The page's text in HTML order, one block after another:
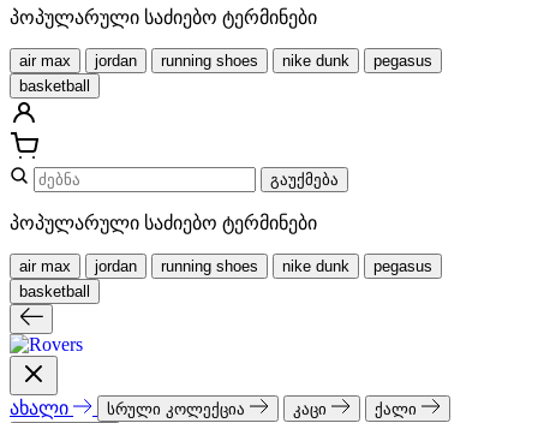
პოპულარული საძიებო ტერმინები
air max jordan running shoes nike dunk
pegasus
basketball
გაუქმება
პოპულარული საძიებო ტერმინები
air max jordan running shoes nike dunk
pegasus
basketball
ახალი სრული კოლექცია კაცი
ქალი